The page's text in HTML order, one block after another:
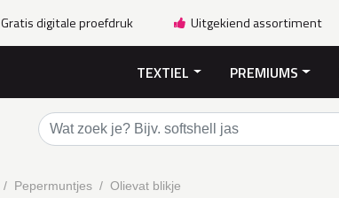
Gratis digitale proefdruk Uitgekiend assortiment
TEXTIEL PREMIUMS
Pepermuntjes Olievat blikje